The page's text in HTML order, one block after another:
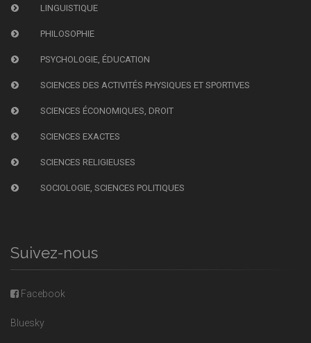
LINGUISTIQUE
PHILOSOPHIE
PSYCHOLOGIE, ÉDUCATION
SCIENCES DES ACTIVITÉS PHYSIQUES ET SPORTIVES
SCIENCES ÉCONOMIQUES, DROIT
SCIENCES EXACTES
SCIENCES RELIGIEUSES
SOCIOLOGIE, SCIENCES POLITIQUES
Suivez-nous
Facebook
Bluesky